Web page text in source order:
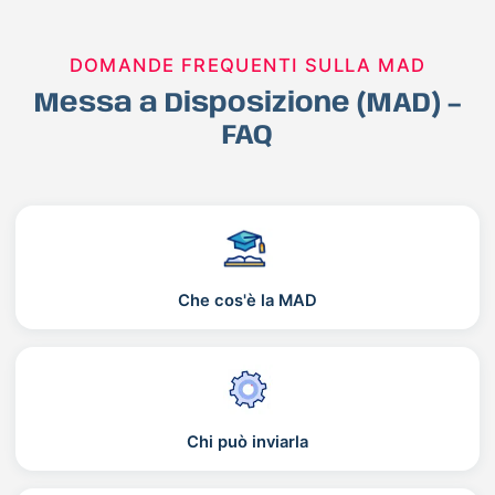
DOMANDE FREQUENTI SULLA MAD
Messa a Disposizione (MAD) –
FAQ
Che cos'è la MAD
Chi può inviarla